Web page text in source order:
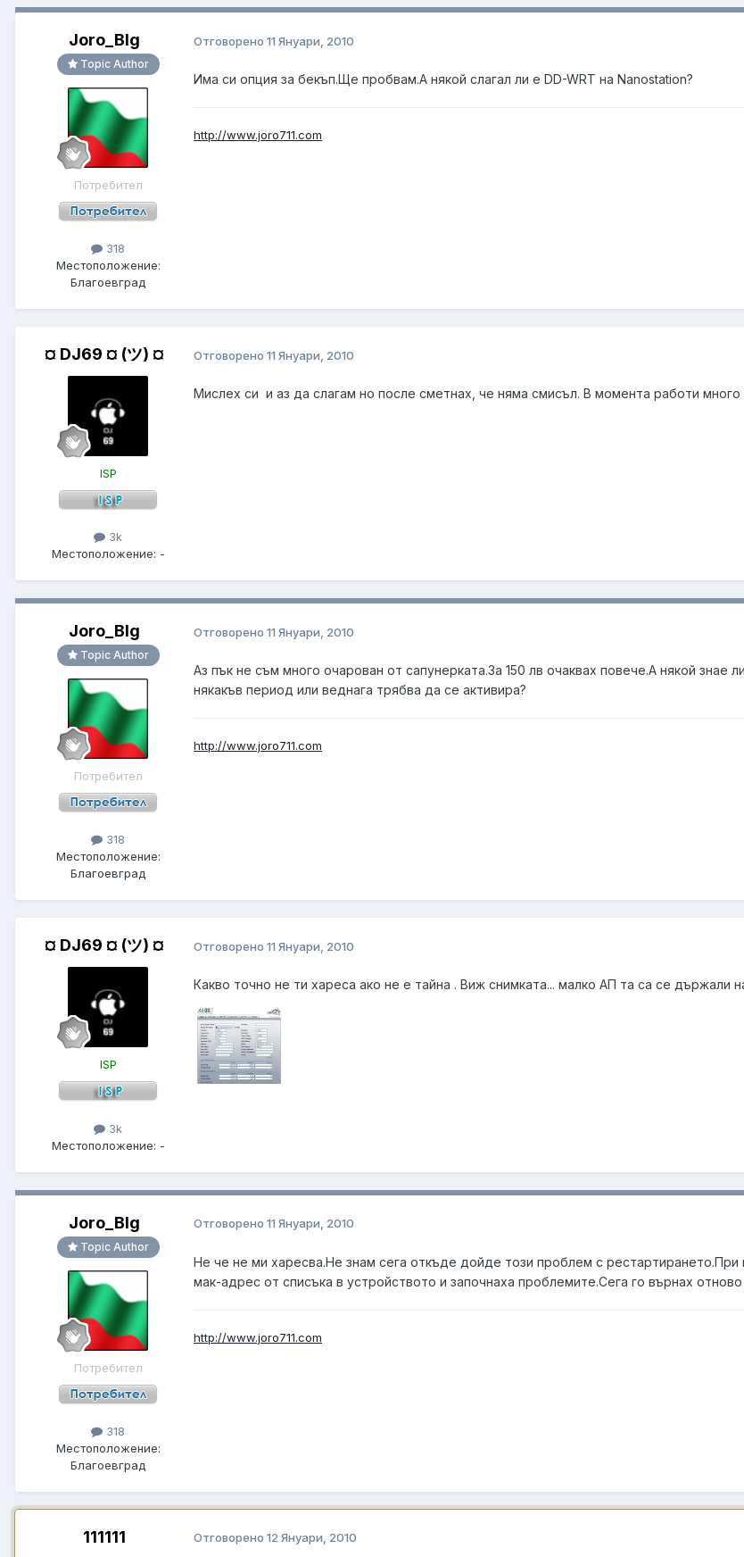
Joro_Blg
Topic Author
Потребител
318
Местоположение:
Благоевград
Отговорено 11 Януари, 2010
Има си опция за бекъп.Ще пробвам.А някой слагал ли е DD-WRT на Nanostation?
http://www.joro711.com
¤ DJ69 ¤ (ツ) ¤
ISP
3k
Местоположение: -
Отговорено 11 Януари, 2010
Мислех си и аз да слагам но после сметнах, че няма смисъл. В момента работи
Joro_Blg
Topic Author
Потребител
318
Местоположение:
Благоевград
Отговорено 11 Януари, 2010
Аз пък не съм много очарован от сапунерката.За 150 лв очаквах повече.А някой знае
някакъв период или веднага трябва да се активира?
http://www.joro711.com
¤ DJ69 ¤ (ツ) ¤
ISP
3k
Местоположение: -
Отговорено 11 Януари, 2010
Какво точно не ти хареса ако не е тайна . Виж снимката... малко АП та са се държали
Joro_Blg
Topic Author
Потребител
318
Местоположение:
Благоевград
Отговорено 11 Януари, 2010
Не че не ми харесва.Не знам сега откъде дойде този проблем с
мак-адрес от списъка в устройството и започнаха проблемите.Сега го върнах
http://www.joro711.com
111111 Отговорено 12 Януари, 2010